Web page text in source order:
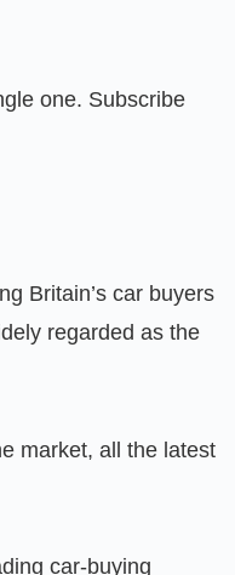
one. Subscribe
Britain’s car buyers
regarded as the
market, all the latest
car-buying